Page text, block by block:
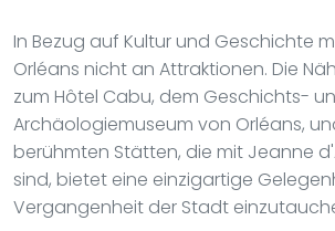
In Bezug auf Kultur und Geschichte
Orléans nicht an Attraktionen. Die
zum Hôtel Cabu, dem Geschichts-
Archäologiemuseum von Orléans,
berühmten Stätten, die mit Jeanne
sind, bietet eine einzigartige
Vergangenheit der Stadt